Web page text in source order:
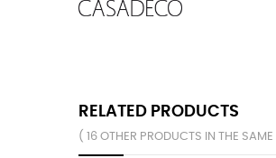
RELATED PRODUCTS
( 16 OTHER PRODUCTS IN THE